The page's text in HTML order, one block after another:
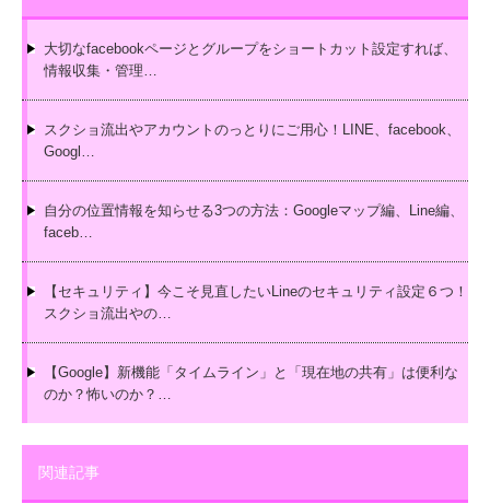
大切なfacebookページとグループをショートカット設定すれば、
情報収集・管理…
スクショ流出やアカウントのっとりにご用心！LINE、facebook、
Googl…
自分の位置情報を知らせる3つの方法：Googleマップ編、Line編、
faceb…
【セキュリティ】今こそ見直したいLineのセキュリティ設定６つ！
スクショ流出やの…
【Google】新機能「タイムライン」と「現在地の共有」は便利な
のか？怖いのか？…
関連記事